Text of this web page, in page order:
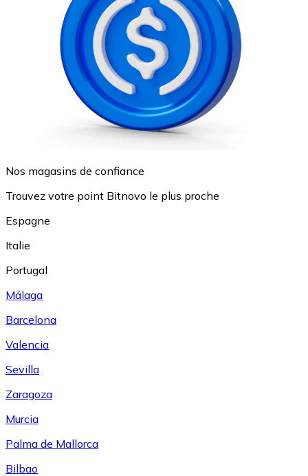
Nos magasins de confiance
Trouvez votre point Bitnovo le plus proche
Espagne
Italie
Portugal
Málaga
Barcelona
Valencia
Sevilla
Zaragoza
Murcia
Palma de Mallorca
Bilbao